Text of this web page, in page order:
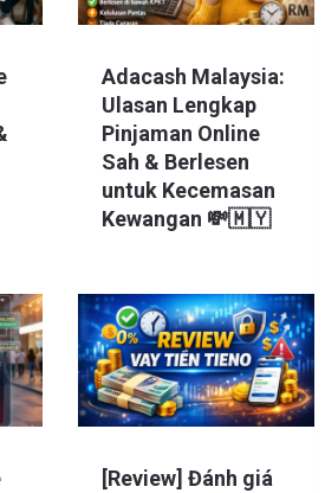
Adacash Malaysia:
Ulasan Lengkap
Pinjaman Online
Sah & Berlesen
untuk Kecemasan
Kewangan 💸🇲🇾
[Review] Đánh giá